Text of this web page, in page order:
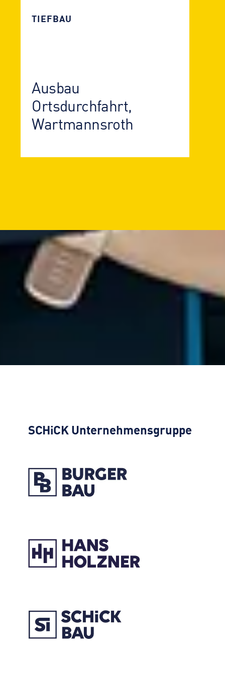
TIEFBAU
Ausbau
Ortsdurchfahrt,
Wartmannsroth
SCHiCKUnternehmensgruppe